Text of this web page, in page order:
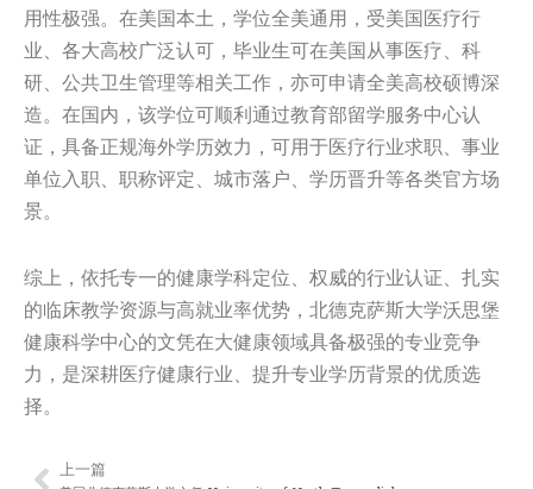
用性极强。在美国本土，学位全美通用，受美国医疗行
业、各大高校广泛认可，毕业生可在美国从事医疗、科
研、公共卫生管理等相关工作，亦可申请全美高校硕博深
造。在国内，该学位可顺利通过教育部留学服务中心认
证，具备正规海外学历效力，可用于医疗行业求职、事业
单位入职、职称评定、城市落户、学历晋升等各类官方场
景。
综上，依托专一的健康学科定位、权威的行业认证、扎实
的临床教学资源与高就业率优势，北德克萨斯大学沃思堡
健康科学中心的文凭在大健康领域具备极强的专业竞争
力，是深耕医疗健康行业、提升专业学历背景的优质选
择。
上一篇